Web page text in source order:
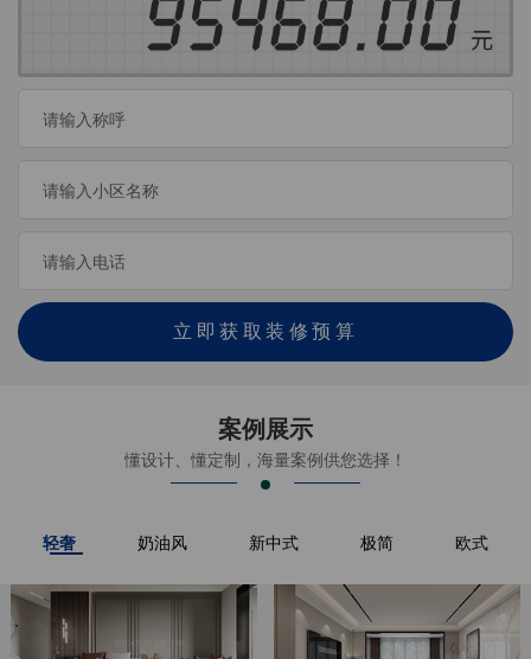
立即获取装修预算
案例展示
懂设计、懂定制，海量案例供您选择！
轻奢 奶油风 新中式 极简 欧式